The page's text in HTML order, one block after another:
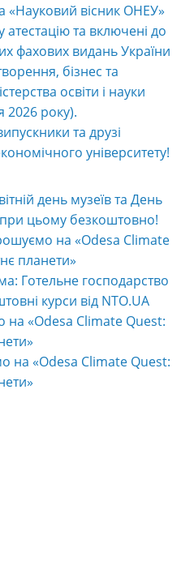
«Науковий вісник ОНЕУ»
та включені до
фахових видань України
бізнес та
освіти і науки
2026 року).
та друзі
університету!
день музеїв та День
при цьому безкоштовно!
на «Odesa Climate
планети»
Готельне господарство
курси від NTO.UA
«Odesa Climate Quest:
на «Odesa Climate Quest: